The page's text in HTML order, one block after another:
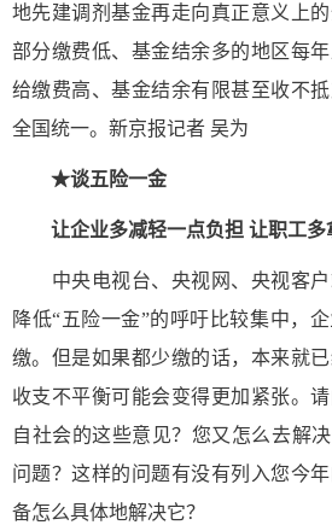
地先建调剂基金再走向真正意义上
部分缴费低、基金结余多的地区每
给缴费高、基金结余有限甚至收不
全国统一。新京报记者 吴为
★谈五险一金
让企业多减轻一点负担 让职工多
中央电视台、央视网、央视客户
降低“五险一金”的呼吁比较集中，
缴。但是如果都少缴的话，本来就已
收支不平衡可能会变得更加紧张。
自社会的这些意见？您又怎么去解
问题？这样的问题有没有列入您今
备怎么具体地解决它？